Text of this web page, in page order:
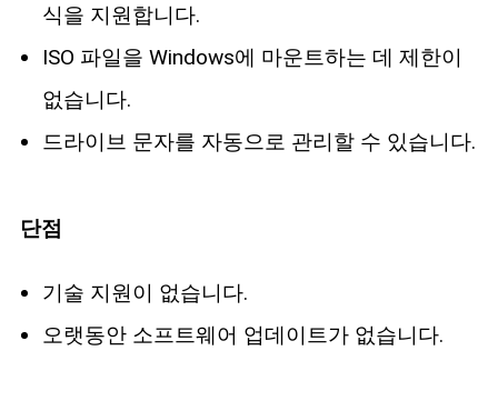
식을 지원합니다.
ISO 파일을 Windows에 마운트하는 데 제한이
없습니다.
드라이브 문자를 자동으로 관리할 수 있습니다.
단점
기술 지원이 없습니다.
오랫동안 소프트웨어 업데이트가 없습니다.